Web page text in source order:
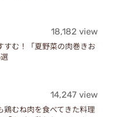
18,182 view
すむ！「夏野菜の肉巻きお
14,247 view
鶏むね肉を食べてきた料理